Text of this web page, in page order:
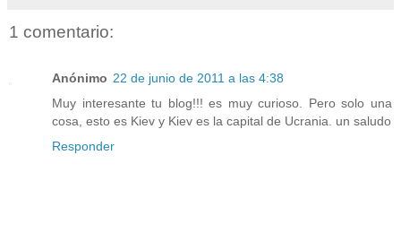
1 comentario:
Anónimo 22 de junio de 2011 a las 4:38
Muy interesante tu blog!!! es muy curioso. Pero solo una
cosa, esto es Kiev y Kiev es la capital de Ucrania. un saludo
Responder